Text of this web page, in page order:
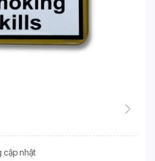
cập nhật